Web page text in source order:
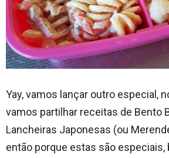
Yay, vamos lançar outro especial,
vamos partilhar receitas de Bento
Lancheiras Japonesas (ou
então porque estas são especiais,